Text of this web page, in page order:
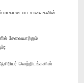
மாகாண பாடசாலைகளின்
சேவையாற்றும்
வெற்றிடங்களின்